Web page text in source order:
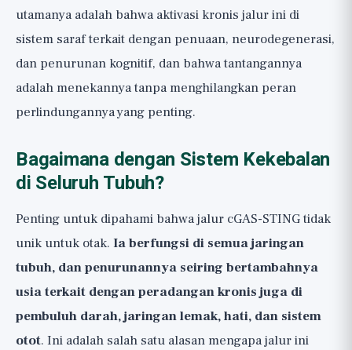
utamanya adalah bahwa aktivasi kronis jalur ini di
sistem saraf terkait dengan penuaan, neurodegenerasi,
dan penurunan kognitif, dan bahwa tantangannya
adalah menekannya tanpa menghilangkan peran
perlindungannya yang penting.
Bagaimana dengan Sistem Kekebalan
di Seluruh Tubuh?
Penting untuk dipahami bahwa jalur cGAS-STING tidak
unik untuk otak. Ia berfungsi di semua jaringan
tubuh, dan penurunannya seiring bertambahnya
usia terkait dengan peradangan kronis juga di
pembuluh darah, jaringan lemak, hati, dan sistem
otot. Ini adalah salah satu alasan mengapa jalur ini